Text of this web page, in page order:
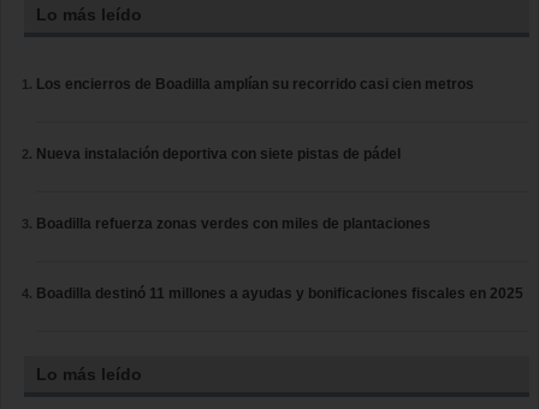
Lo más leído
Los encierros de Boadilla amplían su recorrido casi cien metros
Nueva instalación deportiva con siete pistas de pádel
Boadilla refuerza zonas verdes con miles de plantaciones
Boadilla destinó 11 millones a ayudas y bonificaciones fiscales en 2025
Lo más leído